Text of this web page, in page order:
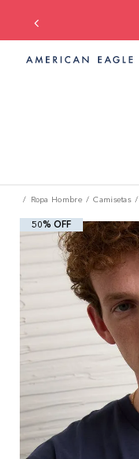
Aerie
Ropa Hombre Camisetas
50% OFF